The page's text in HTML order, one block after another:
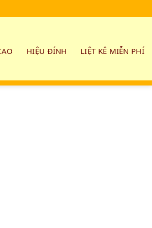
HIỆU ĐÍNH LIỆT KÊ MIỄN PHÍ